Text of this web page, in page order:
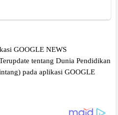
GOOGLE NEWS
tentang Dunia Pendidikan
pada aplikasi GOOGLE